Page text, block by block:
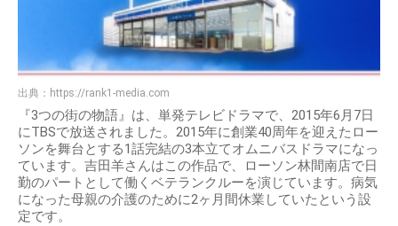
出典： https://rank1-media.com
『3つの街の物語』は、単発テレビドラマで、2015年6月7日
にTBSで放送されました。2015年に創業40周年を迎えたロー
ソンを舞台とする1話完結の3本立てオムニバスドラマになっ
ています。吉田羊さんはこの作品で、ローソン林間南店で日
勤のパートとして働くベテランクルーを演じています。病気
になった母親の介護のために2ヶ月間休業していたという設
定です。